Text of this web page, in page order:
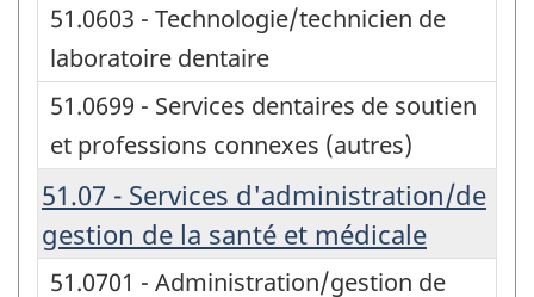
51.0603 - Technologie/technicien de
laboratoire dentaire
51.0699 - Services dentaires de soutien
et professions connexes (autres)
51.07 - Services d'administration/de
gestion de la santé et médicale
51.0701 - Administration/gestion de